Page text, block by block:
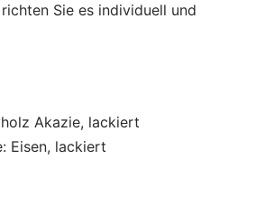
Sie es individuell und
Akazie, lackiert
Eisen, lackiert